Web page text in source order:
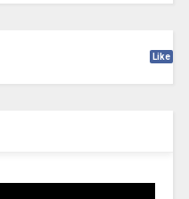
Like